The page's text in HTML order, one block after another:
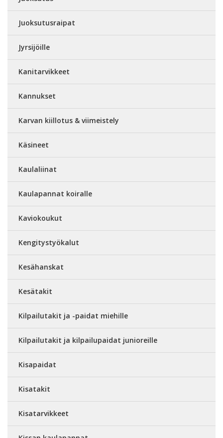
Juoksutusraipat
Jyrsijöille
Kanitarvikkeet
Kannukset
Karvan kiillotus & viimeistely
Käsineet
Kaulaliinat
Kaulapannat koiralle
Kaviokoukut
Kengitystyökalut
Kesähanskat
Kesätakit
Kilpailutakit ja -paidat miehille
Kilpailutakit ja kilpailupaidat junioreille
Kisapaidat
Kisatakit
Kisatarvikkeet